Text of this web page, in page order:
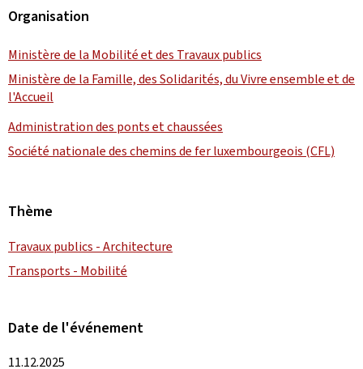
Organisation
Ministère de la Mobilité et des Travaux publics
Ministère de la Famille, des Solidarités, du Vivre ensemble et de
l'Accueil
Administration des ponts et chaussées
Société nationale des chemins de fer luxembourgeois (CFL)
Thème
Travaux publics - Architecture
Transports - Mobilité
Date de l'événement
11.12.2025